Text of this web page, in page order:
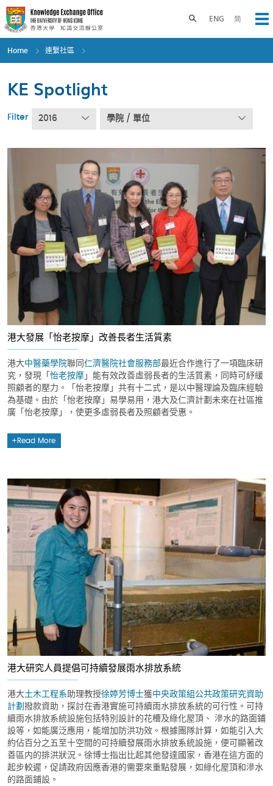
Skip
to
main
content
ENG 简
Toggle search panel
Home 連繫社區
KE Spotlight
Filter 2016 學院 / 單位
港大發展「怡老按摩」改善長者生活質素
港大中醫藥學院聯同仁濟醫院社會服務部最近合作進行了一項臨床研
究，發現「怡老按摩」能有效改善虛弱長者的生活質素，同時可紓緩
照顧者的壓力。「怡老按摩」共有十二式，是以中醫理論及臨床經驗
為基礎。由於「怡老按摩」易學易用，港大及仁濟計劃未來在社區推
廣「怡老按摩」，使更多虛弱長者及照顧者受惠。
Read More
港大研究人員提倡可持續發展雨水排放系統
港大土木工程系助理教授徐婷芳博士獲中央政策組公共政策研究資助
計劃撥款資助，探討在香港實施可持續雨水排放系統的可行性。可持
續雨水排放系統設施包括特別設計的花槽及綠化屋頂、 滲水的路面鋪
設等，如能廣泛應用，能增加防洪功效。根據團隊計算，如能引入大
約佔百分之五至十空間的可持續發展雨水排放系統設施，便可顯著改
善區内的排洪狀況。徐博士指出比起其他發達國家，香港在這方面的
起步較遲，促請政府因應香港的需要來重點發展，如綠化屋頂和滲水
的路面鋪設。